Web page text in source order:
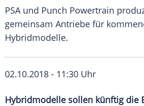
PSA und Punch Powertrain
gemeinsam Antriebe für
Hybridmodelle.
02.10.2018 - 11:30 Uhr
Hybridmodelle sollen künftig die